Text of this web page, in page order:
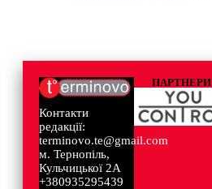
Контакти
редакції:
terminovo.te@gmail.com
м. Тернопіль,
Кульчицької 2А
+380935295439
ПАРТНЕРИ